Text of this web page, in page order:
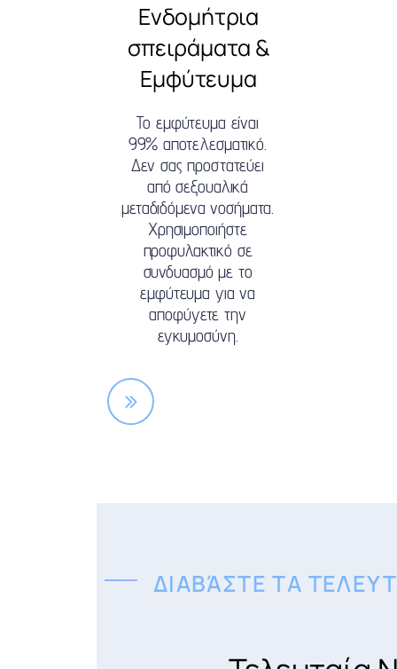
Ενδομήτρια
σπειράματα &
Εμφύτευμα
Το εμφύτευμα είναι
99% αποτελεσματικό.
Δεν σας προστατεύει
από σεξουαλικά
μεταδιδόμενα νοσήματα.
Χρησιμοποιήστε
προφυλακτικό σε
συνδυασμό με το
εμφύτευμα για να
αποφύγετε την
εγκυμοσύνη.
ΔΙΑΒΆΣΤΕ ΤΑ